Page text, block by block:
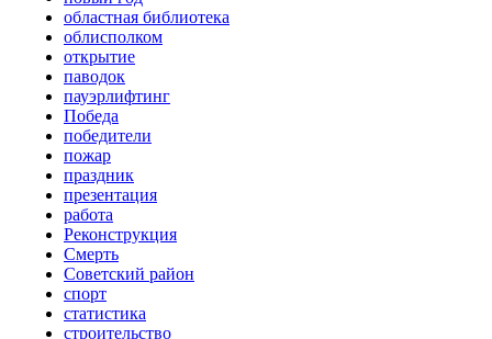
областная библиотека
облисполком
открытие
паводок
пауэрлифтинг
Победа
победители
пожар
праздник
презентация
работа
Реконструкция
Смерть
Советский район
спорт
статистика
строительство